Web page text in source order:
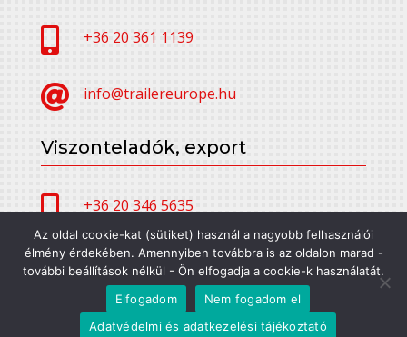
 +36 20 361 1139
 info@trailereurope.hu
Viszonteladók, export
 +36 20 346 5635
 alfatrailer@trailereurope.hu
Az oldal cookie-kat (sütiket) használ a nagyobb felhasználói
élmény érdekében. Amennyiben továbbra is az oldalon marad -
további beállítások nélkül - Ön elfogadja a cookie-k használatát.
Elfogadom
Nem fogadom el
Adatvédelmi és adatkezelési tájékoztató